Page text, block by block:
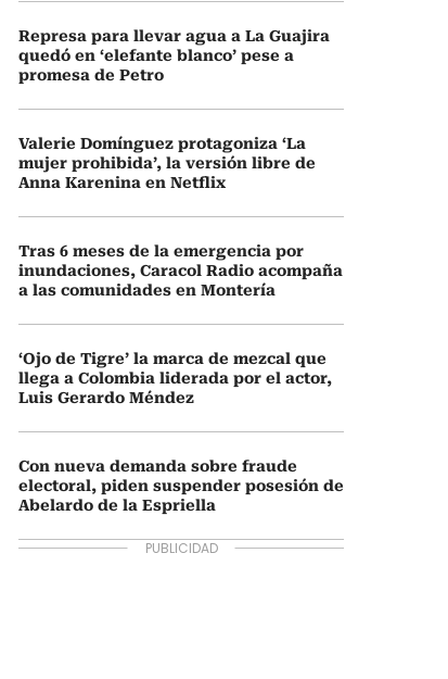
Represa para llevar agua a La Guajira
quedó en ‘elefante blanco’ pese a
promesa de Petro
Valerie Domínguez protagoniza ‘La
mujer prohibida’, la versión libre de
Anna Karenina en Netflix
Tras 6 meses de la emergencia por
inundaciones, Caracol Radio acompaña
a las comunidades en Montería
‘Ojo de Tigre’ la marca de mezcal que
llega a Colombia liderada por el actor,
Luis Gerardo Méndez
Con nueva demanda sobre fraude
electoral, piden suspender posesión de
Abelardo de la Espriella